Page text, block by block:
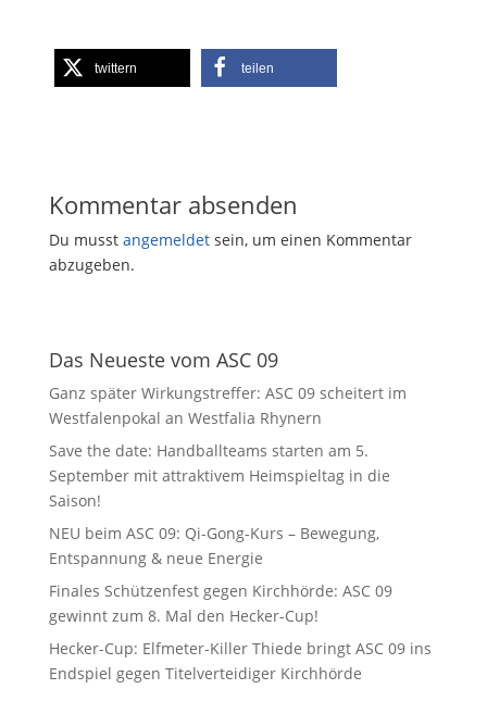
twittern teilen
Kommentar absenden
Du musst angemeldetsein, um einen Kommentar
abzugeben.
Das Neueste vom ASC 09
Ganz später Wirkungstreffer: ASC 09 scheitert im
Westfalenpokal an Westfalia Rhynern
Save the date: Handballteams starten am 5.
September mit attraktivem Heimspieltag in die
Saison!
NEU beim ASC 09: Qi-Gong-Kurs – Bewegung,
Entspannung & neue Energie
Finales Schützenfest gegen Kirchhörde: ASC 09
gewinnt zum 8. Mal den Hecker-Cup!
Hecker-Cup: Elfmeter-Killer Thiede bringt ASC 09 ins
Endspiel gegen Titelverteidiger Kirchhörde